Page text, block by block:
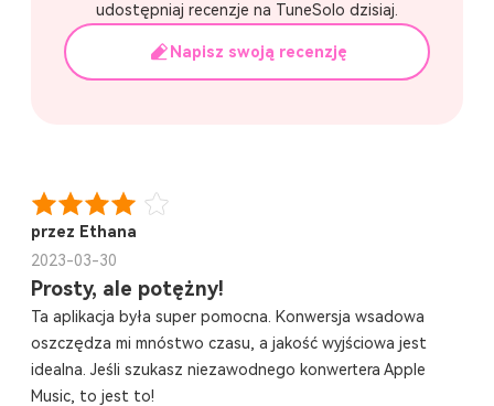
udostępniaj recenzje na TuneSolo dzisiaj.
Napisz swoją recenzję
przez Ethana
2023-03-30
Prosty, ale potężny!
Ta aplikacja była super pomocna. Konwersja wsadowa
oszczędza mi mnóstwo czasu, a jakość wyjściowa jest
idealna. Jeśli szukasz niezawodnego konwertera Apple
Music, to jest to!